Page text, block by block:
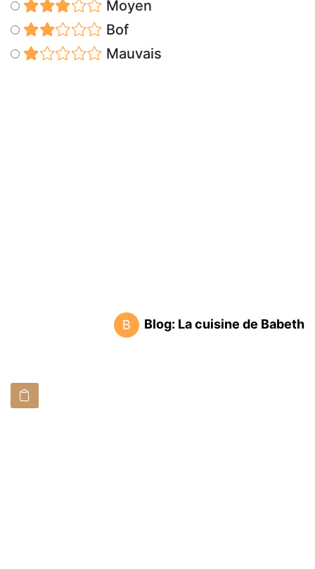
Moyen
Bof
Mauvais
B Blog: La cuisine de Babeth